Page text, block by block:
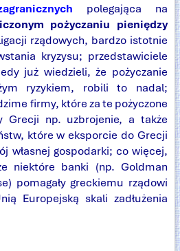
polegająca na
pożyczaniu pieniędzy
rządowych, bardzo istotnie
kryzysu; przedstawiciele
już wiedzieli, że pożyczanie
ryzykiem, robili to nadal;
firmy, które za te pożyczone
Grecji np. uzbrojenie, a także
które w eksporcie do Grecji
własnej gospodarki; co więcej,
niektóre banki (np. Goldman
pomagały greckiemu rządowi
Europejską skali zadłużenia